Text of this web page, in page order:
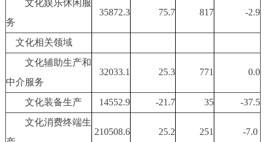
文化娱乐休闲服
务
35872.3 75.7 817 -2.9
文化相关领域
文化辅助生产和
中介服务
32033.1 25.3 771 0.0
文化装备生产 14552.9 -21.7 35
-37.5
文化消费终端生
210508.6 25.2 251 -7.0